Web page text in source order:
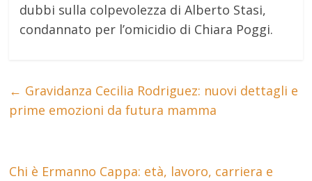
dubbi sulla colpevolezza di Alberto Stasi,
condannato per l’omicidio di Chiara Poggi.
← Gravidanza Cecilia Rodriguez: nuovi dettagli e
prime emozioni da futura mamma
Chi è Ermanno Cappa: età, lavoro, carriera e